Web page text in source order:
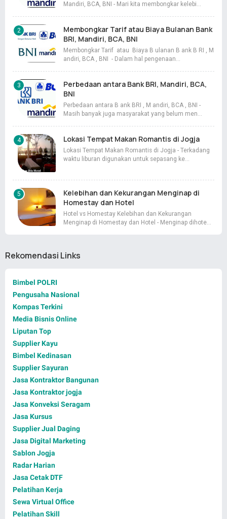
Mandiri, BCA, BNI - Mari kita membongkar kelebi…
Membongkar Tarif atau Biaya Bulanan Bank
BRI, Mandiri, BCA, BNI
Membongkar Tarif atau Biaya B ulanan B ank B RI , M
andiri, BCA , BNI - Dalam hal pengenaan…
Perbedaan antara Bank BRI, Mandiri, BCA,
BNI
Perbedaan antara B ank BRI , M andiri, BCA , BNI -
Masih banyak juga masyarakat yang belum men…
Lokasi Tempat Makan Romantis di Jogja
Lokasi Tempat Makan Romantis di Jogja - Terkadang
waktu liburan digunakan untuk sepasang ke…
Kelebihan dan Kekurangan Menginap di
Homestay dan Hotel
Hotel vs Homestay Kelebihan dan Kekurangan
Menginap di Homestay dan Hotel - Menginap dihote…
Rekomendasi Links
Bimbel POLRI
Pengusaha Nasional
Kompas Terkini
Media Bisnis Online
Liputan Top
Supplier Kayu
Bimbel Kedinasan
Supplier Sayuran
Jasa Kontraktor Bangunan
Jasa Kontraktor jogja
Jasa Konveksi Seragam
Jasa Kursus
Supplier Jual Daging
Jasa Digital Marketing
Sablon Jogja
Radar Harian
Jasa Cetak DTF
Pelatihan Kerja
Sewa Virtual Office
Pelatihan Skill